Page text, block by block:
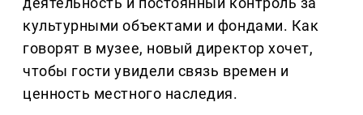
культурными объектами и фондами. Как
говорят в музее, новый директор хочет,
чтобы гости увидели связь времен и
ценность местного наследия.